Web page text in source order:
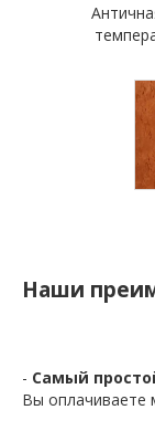
Наши
- Самый
Вы оплачиваете